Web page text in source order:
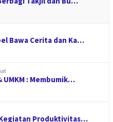
Bawa Cerita dan Ka…
: Membumik…
Kegiatan Produktivitas…